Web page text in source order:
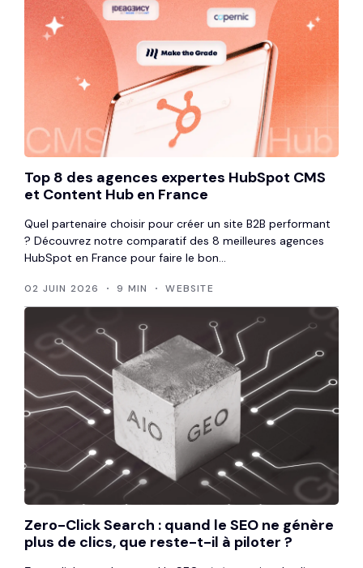
Top 8 des agences expertes HubSpot CMS
et Content Hub en France
Quel partenaire choisir pour créer un site B2B performant
? Découvrez notre comparatif des 8 meilleures agences
HubSpot en France pour faire le bon...
02 JUIN 2026 9 MIN WEBSITE
Zero-Click Search : quand le SEO ne génère
plus de clics, que reste-t-il à piloter ?